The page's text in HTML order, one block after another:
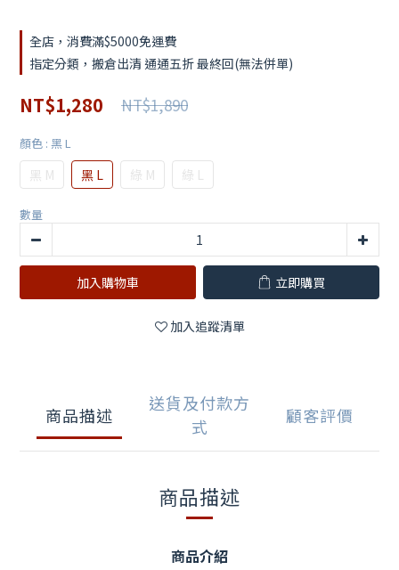
全店，消費滿$5000免運費
指定分類，搬倉出清 通通五折 最終回(無法併單)
NT$1,280 NT$1,890
顏色 : 黑 L
黑 M 黑 L 綠 M 綠 L
數量
加入購物車 立即購買
加入追蹤清單
商品描述
送貨及付款方
式
顧客評價
商品描述
商品介紹